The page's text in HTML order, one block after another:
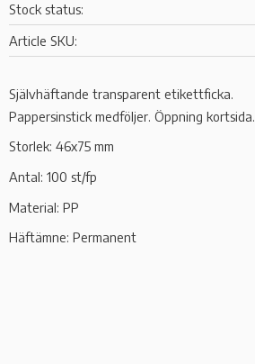
Stock status
Article SKU
Självhäftande transparent etikettficka.
Pappersinstick medföljer. Öppning kortsida.
Storlek: 46x75 mm
Antal: 100 st/fp
Material: PP
Häftämne: Permanent